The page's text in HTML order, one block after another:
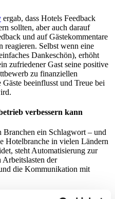
ergab, dass Hotels Feedback
sollten, aber auch darauf
und auf Gästekommentare
reagieren. Selbst wenn eine
Dankeschön), erhöht
zufriedener Gast seine positive
zu finanziellen
beeinflusst und Treue bei
verbessern kann
ein Schlagwort – und
Hotelbranche in vielen Ländern
steht Automatisierung zur
der
die Kommunikation mit